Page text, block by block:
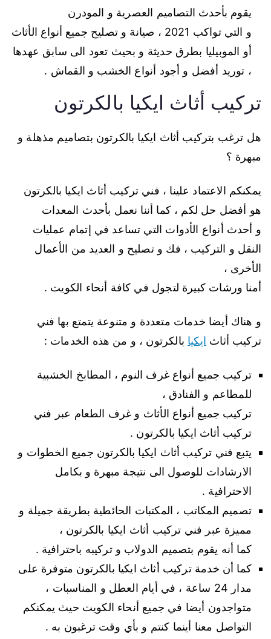
يقوم بأحدث التصاميم العصرية و المودرن
و التي تواكب 2021 ، صيانة و تصليح جميع أنواع الأثاث
أو الموبيليا بطرق حديثة و بحيث تعود الى سابق عهدها
، توريد أفضل و أجود أنواع الخشب و القماش .
تركيب أثاث ايكيا بالكرتون
هل ترغب بتركيب أثاث ايكيا بالكرتون بتصاميم مذهلة و
مبهرة ؟
يمكنكم الاعتماد علينا ، فني تركيب أثاث ايكيا بالكرتون
هو أفضل حل لكم ، كما أننا نعمل بأحدث المعدات
و أحدث أنواع الأدوات التي تساعد في إتمام عمليات
النقل و التركيب ، فك و تصليح و العديد من الأعمال
الأخرى ،
أمنا ورشات كبيرة لتجول في كافة أنحاء الكويت .
و هناك أيضا خدمات متعددة و متنوعة يتمتع بها فني
تركيب أثاث ايكيا بالكرتون ، و من هذه الخدمات :
تركيب جميع أنواع غرف النوم ، المطابخ الخشبية
للمطاعم و الفنادق ،
تركيب جميع أنواع الأثاث و غرف الطعام عبر فني
تركيب أثاث ايكيا بالكرتون .
يتبع فني تركيب أثاث ايكيا بالكرتون جميع الخطوات و
الارشادات للوصول الى نتيجة مبهرة و بكامل
الاحترافية .
تصميم المكاتب ، المكتبات الحائطية بطريقة جميلة و
مميزة عبر فني تركيب أثاث ايكيا بالكرتون ،
كما أنه يقوم بتصميم الدولاب و تركيبه باحترافية .
كما أن خدمة تركيب أثاث ايكيا بالكرتون متوفرة على
مدار 24 ساعة ، في أيام العطل و المناسبات ،
متواجدون أيضا في جميع أنحاء الكويت حيث يمكنكم
التواصل معنا أينما كنتم و بأي وقت ترغبون به .